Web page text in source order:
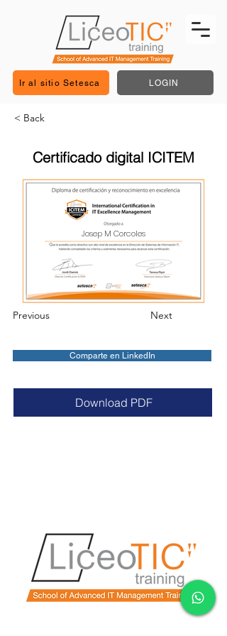
Ir al sitio Setesca LOGIN
< Back
Certificado digital ICITEM
Josep M Corcoles
Previous Next
Comparte en LinkedIn
Download PDF